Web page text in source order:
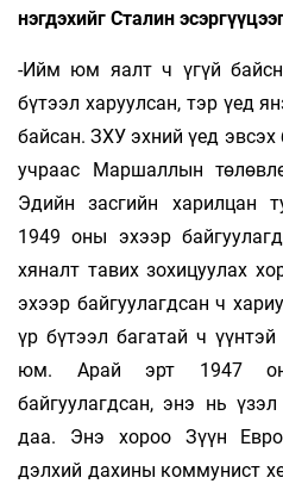
нэгдэхийг Сталин
-Ийм юм яалт ч үгүй
бүтээл харуулсан, тэр үед
байсан. ЗХУ эхний үед эвсэх
учраас Маршаллын
Эдийн засгийн харил­цан
1949 оны эхээр
хяналт та­вих зохицуулах
эхээр байгуулагдсан ч
үр бүтээл багатай ч
юм. Арай эрт 1947
байгуулагдсан, энэ нь
даа. Энэ хороо Зүүн
дэлхий дахины коммунист